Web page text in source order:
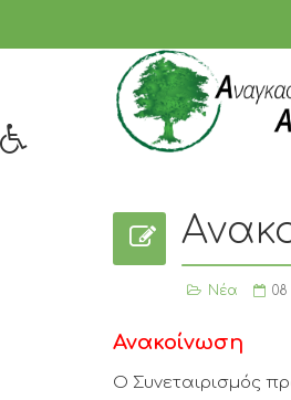
Νέα
Ανακοίνωση
Ο Συνεταιρισμός